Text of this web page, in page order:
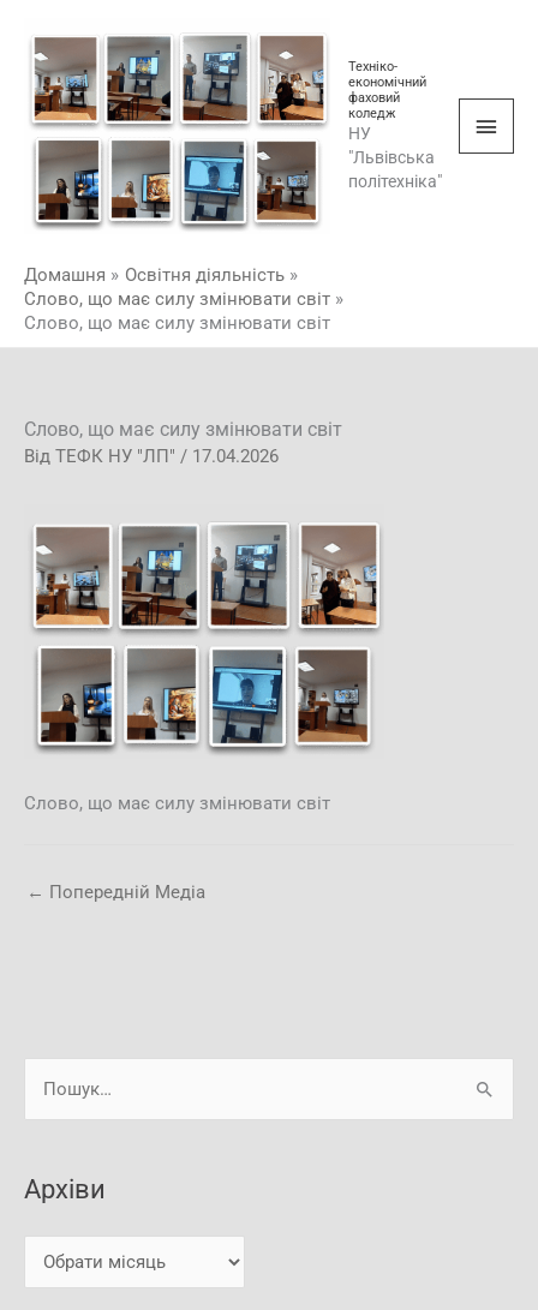
вмісту
Техніко-
економічний
фаховий
коледж
НУ
"Львівська
політехніка"
Домашня
Освітня діяльність
Слово, що має силу змінювати світ
Слово, що має силу змінювати світ
Слово, що має силу змінювати світ
Від ТЕФК НУ "ЛП" / 17.04.2026
Слово, що має силу змінювати світ
← Попередній Медіа
а
т
Архіви